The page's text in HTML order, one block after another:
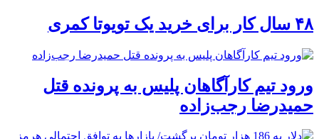
۴۸ سال کار برای خرید یک تویوتا کمری
ورود تیم کارآگاهان پلیس به پرونده قتل
حمیدرضا رجب‌زاده